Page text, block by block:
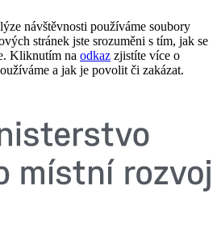
návštěvnosti používáme soubory
stránek jste srozuměni s tím, jak se
Kliknutím na odkaz zjistíte více o
a jak je povolit či zakázat.